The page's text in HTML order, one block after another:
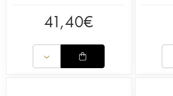
41,40€